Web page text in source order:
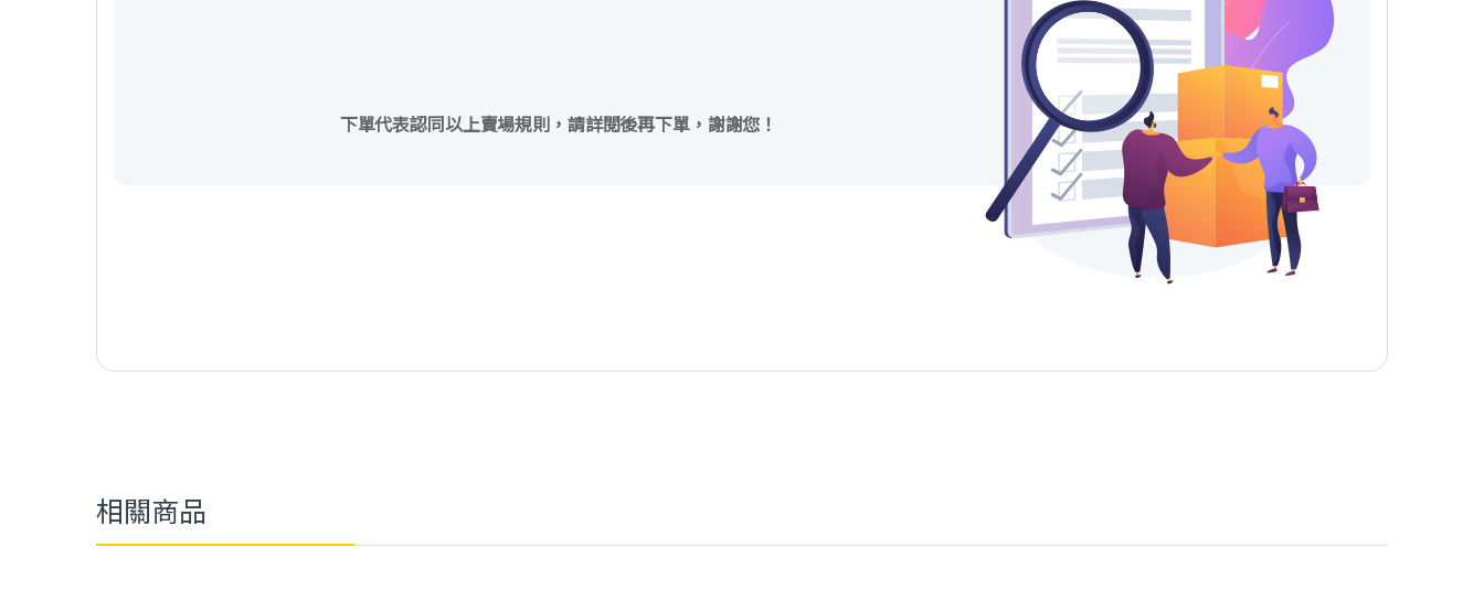
下單代表認同以上賣場規則，請詳閱後再下單，謝謝您！
相關商品